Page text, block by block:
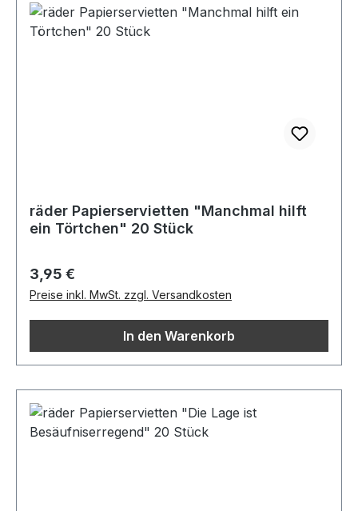
räder Papierservietten "Manchmal hilft
ein Törtchen" 20 Stück
Regulärer Preis:
3,95 €
Preise inkl. MwSt. zzgl. Versandkosten
In den Warenkorb